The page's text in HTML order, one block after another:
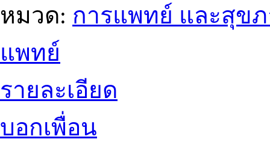
หมวด: การแพทย์ และสุข
แพทย์
รายละเอียด
บอกเพื่อน